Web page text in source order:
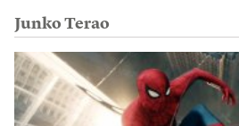
Junko Terao